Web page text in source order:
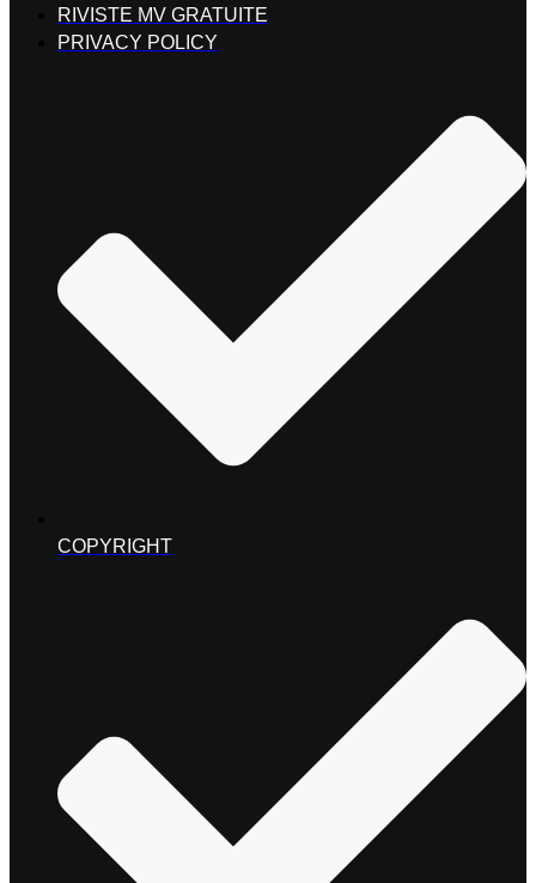
RIVISTE MV GRATUITE
PRIVACY POLICY
COPYRIGHT